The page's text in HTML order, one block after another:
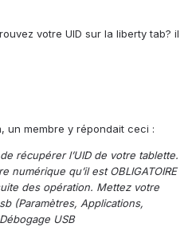
votre UID sur la liberty tab? il
un membre y répondait ceci :
récupérer l’UID de votre tablette.
numérique qu’il est OBLIGATOIRE
des opération. Mettez votre
(Paramètres, Applications,
USB